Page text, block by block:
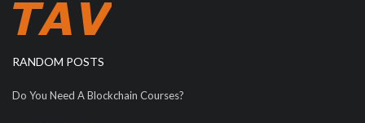
RANDOM POSTS
Do You Need A Blockchain Courses?